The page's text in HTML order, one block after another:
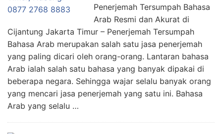
Penerjemah Tersumpah Bahasa
Arab Resmi dan Akurat di
Cijantung Jakarta Timur – Penerjemah Tersumpah
Bahasa Arab merupakan salah satu jasa penerjemah
yang paling dicari oleh orang-orang. Lantaran bahasa
Arab ialah salah satu bahasa yang banyak dipakai di
beberapa negara. Sehingga wajar selalu banyak orang
yang mencari jasa penerjemah yang satu ini. Bahasa
Arab yang selalu …